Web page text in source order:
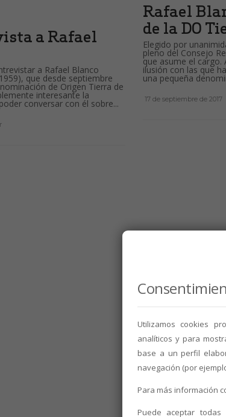
a Rafael
a Rafael Blanco
que desde septiembre
de Origen Tierra de
interesante la
conversar con él sobre...
Rafael
de la DO
Elegido por
pleno del Consejo
que asume el cargo.
ilusión con las que
una pequeña
17 de septiembre de 2017
Utilizamos cookies
analíticos y para
base a un perfil
navegación (por
Para más información
Puede aceptar